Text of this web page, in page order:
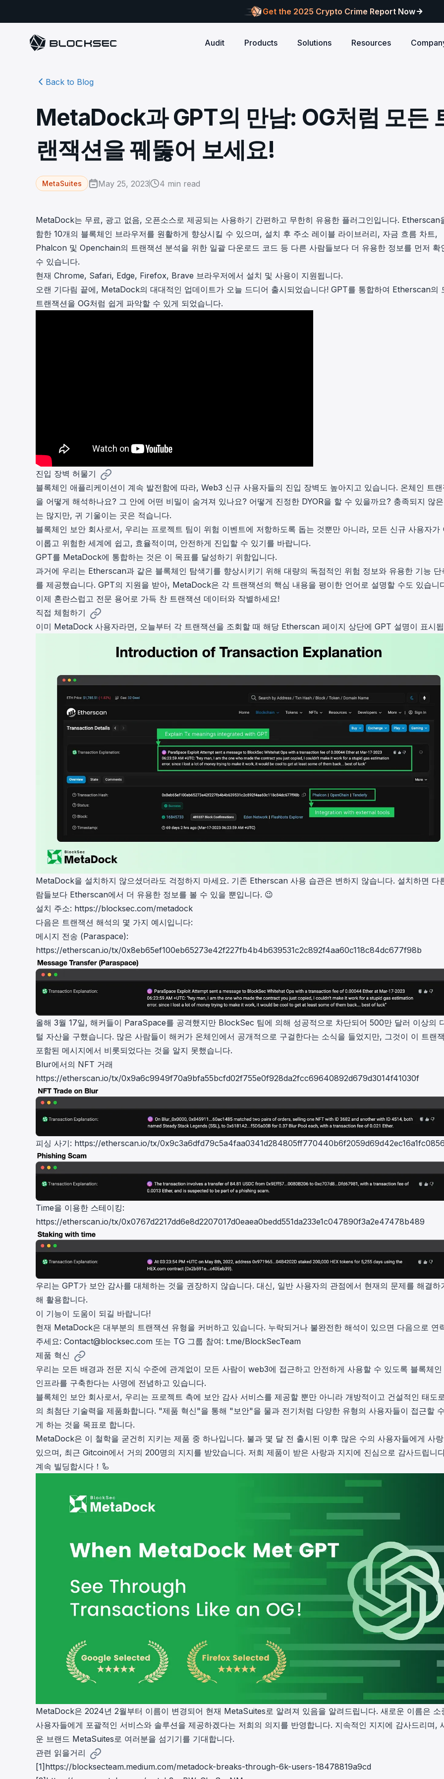
Get the 2025 Crypto Crime Report Now
Audit
robust, reliable, and meets top security
standards.
Infrastructure Audits
other infrastructure stack against
Products
Phalcon Security
Detect every threat, alert what
matters, and block attacks in real-
time.
Safe{Wallet} Monitor
ensure your Safe{Wallet}’s security.
ensure L2 security.
Phalcon Explorer
Visualize, simulate, and debug on-
chain transactions with an intuitive
interface.
Phalcon Compliance
Free Trial
Identify illicit activities, manage risks,
Phalcon Network
Monitor illicit fund inflows and receive
transaction flows, and simplify on-
chain investigations.
Crypto AML API
Trace.ai
New
Trace stolen crypto with AI-
Solutions
real-time. Safeguard both user assets and your
reputation.
AML/CFT compliance.
attacks at
reputation.
Stablecoin Issuer
Secure your contracts pre-launch and monitor
stability and regulatory trust.
Crypto Payment
Block illicit funds in real-time and meet global
Resources
security audits by Block Sec.
Comprehensive docs to help you build securely
with BlockSec
Security Incidents Library
Comprehensive docs to help you build securely
new.
meets real-world security.
partners shaping
security landscape.
Back to Blog
MetaDock과 GPT의 만남: OG처럼 모든
랜잭션을 꿰뚫어 보세요!
MetaSuites May 25, 2023 4 min read
MetaDock는 무료, 광고 없음, 오픈소스로 제공되는 사용하기 간편하고 무한히 유용한 플러그인입니다. Etherscan
함한 10개의 블록체인 브라우저를 원활하게 향상시킬 수 있으며, 설치 후 주소 레이블 라이브러리, 자금 흐름 차트,
Phalcon 및 Openchain의 트랜잭션 분석을 위한 일괄 다운로드 코드 등 다른 사람들보다 더 유용한 정보를 먼저 확
수 있습니다.
현재 Chrome, Safari, Edge, Firefox, Brave 브라우저에서 설치 및 사용이 지원됩니다.
오랜 기다림 끝에, MetaDock의 대대적인 업데이트가 오늘 드디어 출시되었습니다! GPT를 통합하여 Etherscan의
트랜잭션을 OG처럼 쉽게 파악할 수 있게 되었습니다.
진입 장벽 허물기
블록체인 애플리케이션이 계속 발전함에 따라, Web3 신규 사용자들의 진입 장벽도 높아지고 있습니다. 온체인 트
을 어떻게 해석하나요? 그 안에 어떤 비밀이 숨겨져 있나요? 어떻게 진정한 DYOR을 할 수 있을까요? 충족되지 않
는 많지만, 귀 기울이는 곳은 적습니다.
블록체인 보안 회사로서, 우리는 프로젝트 팀이 위험 이벤트에 저항하도록 돕는 것뿐만 아니라, 모든 신규 사용자가
이롭고 위험한 세계에 쉽고, 효율적이며, 안전하게 진입할 수 있기를 바랍니다.
GPT를 MetaDock에 통합하는 것은 이 목표를 달성하기 위함입니다.
과거에 우리는 Etherscan과 같은 블록체인 탐색기를 향상시키기 위해 대량의 독점적인 위험 정보와 유용한 기능 단
를 제공했습니다. GPT의 지원을 받아, MetaDock은 각 트랜잭션의 핵심 내용을 평이한 언어로 설명할 수도 있습니
이제 혼란스럽고 전문 용어로 가득 찬 트랜잭션 데이터와 작별하세요!
직접 체험하기
이미 MetaDock 사용자라면, 오늘부터 각 트랜잭션을 조회할 때 해당 Etherscan 페이지 상단에 GPT 설명이 표시
MetaDock을 설치하지 않으셨더라도 걱정하지 마세요. 기존 Etherscan 사용 습관은 변하지 않습니다. 설치하면 다
람들보다 Etherscan에서 더 유용한 정보를 볼 수 있을 뿐입니다. 😉
설치 주소: https://blocksec.com/metadock
다음은 트랜잭션 해석의 몇 가지 예시입니다:
메시지 전송 (Paraspace):
https://etherscan.io/tx/0x8eb65ef100eb65273e42f227fb4b4b639531c2c892f4aa60c118c84dc677f98b
올해 3월 17일, 해커들이 ParaSpace를 공격했지만 BlockSec 팀에 의해 성공적으로 차단되어 500만 달러 이상의
털 자산을 구했습니다. 많은 사람들이 해커가 온체인에서 공개적으로 구걸한다는 소식을 들었지만, 그것이 이 트랜
포함된 메시지에서 비롯되었다는 것을 알지 못했습니다.
Blur에서의 NFT 거래
https://etherscan.io/tx/0x9a6c9949f70a9bfa55bcfd02f755e0f928da2fcc69640892d679d3014f41030f
피싱 사기: https://etherscan.io/tx/
Time을 이용한 스테이킹:
https://etherscan.io/tx/0x0767d2217dd6e8d2207017d0eaea0bedd551da233e1c047890f3a2e47478b489
우리는 GPT가 보안 감사를 대체하는 것을 권장하지 않습니다. 대신, 일반 사용자의 관점에서 현재의 문제를 해결하
해 활용합니다.
이 기능이 도움이 되길 바랍니다!
현재 MetaDock은 대부분의 트랜잭션 유형을 커버하고 있습니다. 누락되거나 불완전한 해석이 있으면 다음으로 연
주세요: Contact@blocksec.com 또는 TG 그룹 참여: t.me/BlockSecTeam
제품 혁신
우리는 모든 배경과 전문 지식 수준에 관계없이 모든 사람이 web3에 접근하고 안전하게 사용할 수 있도록 블록체
인프라를 구축한다는 사명에 전념하고 있습니다.
블록체인 보안 회사로서, 우리는 프로젝트 측에 보안 감사 서비스를 제공할 뿐만 아니라 개방적이고 건설적인 태도
의 최첨단 기술력을 제품화합니다. "제품 혁신"을 통해 "보안"을 물과 전기처럼 다양한 유형의 사용자들이 접근할
게 하는 것을 목표로 합니다.
MetaDock은 이 철학을 굳건히 지키는 제품 중 하나입니다. 불과 몇 달 전 출시된 이후 많은 수의 사용자들에게 사
있으며, 최근 Gitcoin에서 거의 200명의 지지를 받았습니다. 저희 제품이 받은 사랑과 지지에 진심으로 감사드립니
계속 빌딩합시다！🦾
MetaDock은 2024년 2월부터 이름이 변경되어 현재 MetaSuites로 알려져 있음을 알려드립니다. 새로운 이름은 소
사용자들에게 포괄적인 서비스와 솔루션을 제공하겠다는 저희의 의지를 반영합니다. 지속적인 지지에 감사드리며,
운 브랜드 MetaSuites로 여러분을 섬기기를 기대합니다.
관련 읽을거리
[1]https://blocksecteam.medium.com/metadock-breaks-through-6k-users-18478819a9cd